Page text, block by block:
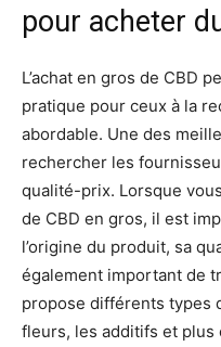
pour acheter
L’achat en gros de CBD
pratique pour ceux à la
abordable. Une des
rechercher les
qualité-prix. Lorsque
de CBD en gros, il est
l’origine du produit, sa
également important de
propose différents types
fleurs, les additifs et plus